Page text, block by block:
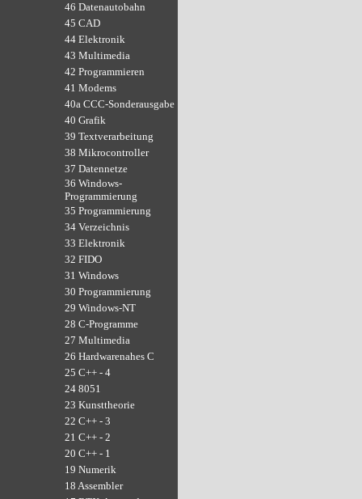
46 Datenautobahn
45 CAD
44 Elektronik
43 Multimedia
42 Programmieren
41 Modems
40a CCC-Sonderausgabe
40 Grafik
39 Textverarbeitung
38 Mikrocontroller
37 Datennetze
36 Windows-
Programmierung
35 Programmierung
34 Verzeichnis
33 Elektronik
32 FIDO
31 Windows
30 Programmierung
29 Windows-NT
28 C-Programme
27 Multimedia
26 Hardwarenahes C
25 C++ - 4
24 8051
23 Kunsttheorie
22 C++ - 3
21 C++ - 2
20 C++ - 1
19 Numerik
18 Assembler